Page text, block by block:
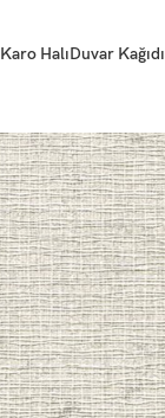
Karo HalıDuvar Kağıdı